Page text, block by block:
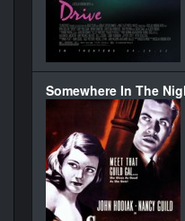
Somewhere In The